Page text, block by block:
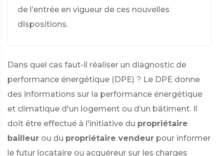
de l’entrée en vigueur de ces nouvelles
dispositions.
Dans quel cas faut-il réaliser un diagnostic de
performance énergétique (DPE) ? Le DPE donne
des informations sur la performance énergétique
et climatique d'un logement ou d’un bâtiment. Il
doit être effectué à l'initiative du propriétaire
bailleur ou du propriétaire vendeur pour informer
le futur locataire ou acquéreur sur les charges